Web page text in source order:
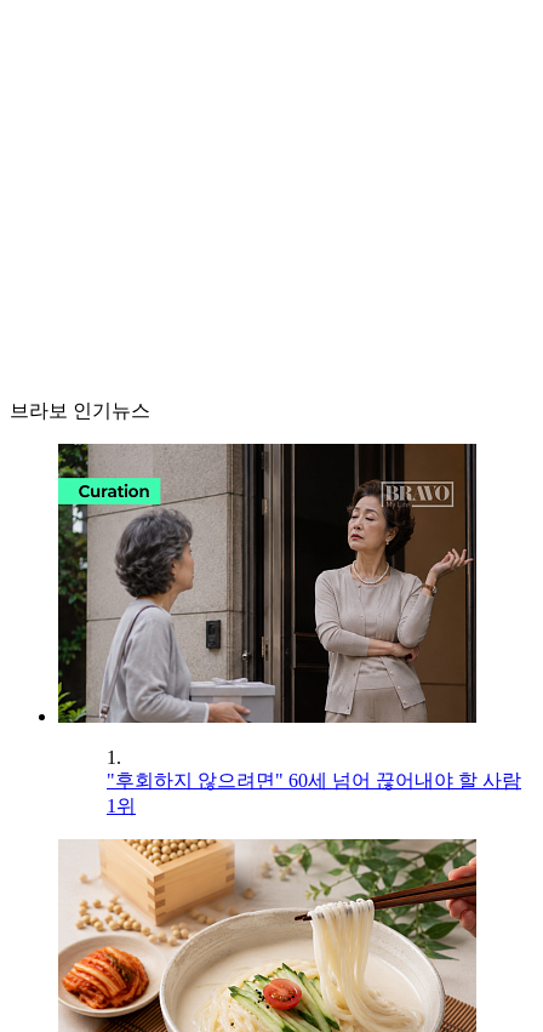
브라보 인기뉴스
1.
"후회하지 않으려면" 60세 넘어 끊어내야 할 사람
1위